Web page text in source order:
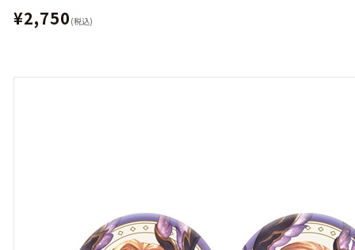
¥2,750 (税込)